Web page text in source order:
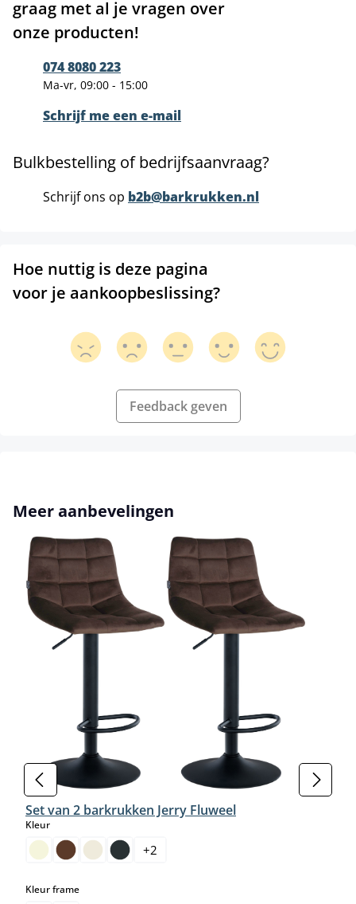
graag met al je vragen over
onze producten!
074 8080 223
Ma-vr, 09:00 - 15:00
Schrijf me een e-mail
Bulkbestelling of bedrijfsaanvraag?
Schrijf ons op b2b@barkrukken.nl
Hoe nuttig is deze pagina
voor je aankoopbeslissing?
Feedback geven
Productgalerij overslaan
Meer aanbevelingen
Set van 2 barkrukken Jerry Fluweel
Kleurselect
+2
Kleur frameselect